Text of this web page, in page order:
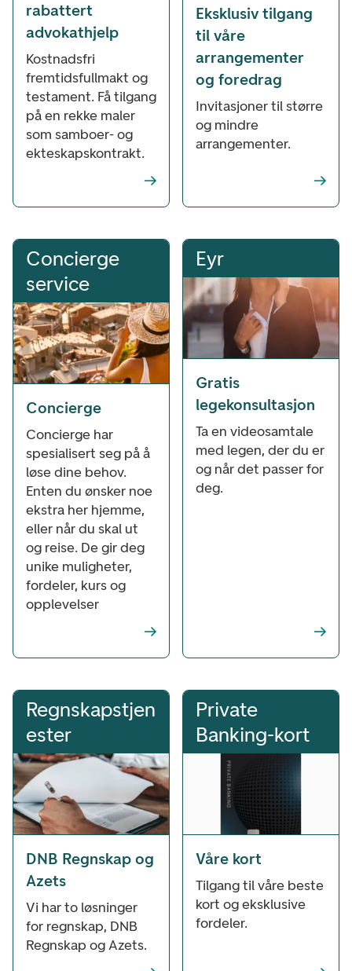
rabattert
advokathjelp
Kostnadsfri
fremtidsfullmakt og
testament. Få tilgang
på en rekke maler
som samboer- og
ekteskapskontrakt.
Eksklusiv tilgang
til våre
arrangementer
og foredrag
Invitasjoner til større
og mindre
arrangementer.
Concierge
service
Concierge
Concierge har
spesialisert seg på å
løse dine behov.
Enten du ønsker noe
ekstra her hjemme,
eller når du skal ut
og reise. De gir deg
unike muligheter,
fordeler, kurs og
opplevelser
Eyr
Gratis
legekonsultasjon
Ta en videosamtale
med legen, der du er
og når det passer for
deg.
Regnskapstjen
ester
DNB Regnskap og
Azets
Vi har to løsninger
for regnskap, DNB
Regnskap og Azets.
Private
Banking-kort
Våre kort
Tilgang til våre beste
kort og eksklusive
fordeler.